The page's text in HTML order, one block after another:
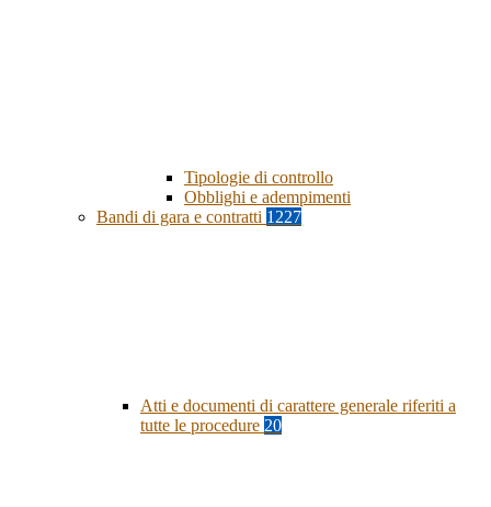
Tipologie di controllo
Obblighi e adempimenti
Bandi di gara e contratti 1227
Atti e documenti di carattere generale riferiti a
tutte le procedure 20